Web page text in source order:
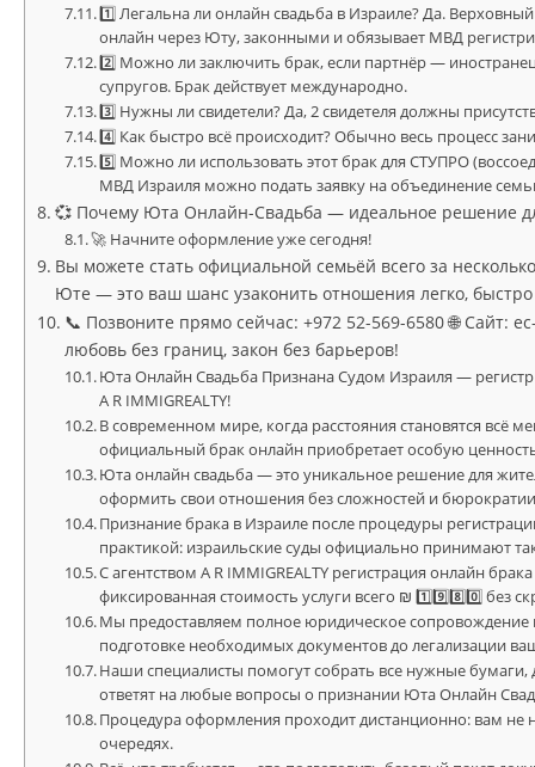
1️⃣ Легальна ли онлайн свадьба в Израиле? Да.
онлайн через Юту, законными и обязывает МВД
2️⃣ Можно ли заключить брак, если партнёр —
супругов. Брак действует международно.
3️⃣ Нужны ли свидетели? Да, 2 свидетеля должны
4️⃣ Как быстро всё происходит? Обычно весь процесс
5️⃣ Можно ли использовать этот брак для СТУПРО
МВД Израиля можно подать заявку на объединение
💞 Почему Юта Онлайн-Свадьба — идеальное решение
🚀 Начните оформление уже сегодня!
Вы можете стать официальной семьёй всего за
Юте — это ваш шанс узаконить отношения легко,
📞 Позвоните прямо сейчас: +972 52-569-6580 🌐 Сайт:
любовь без границ, закон без барьеров!
Юта Онлайн Свадьба Признана Судом Израиля —
A R IMMIGREALTY!
В современном мире, когда расстояния становятся всё
официальный брак онлайн приобретает особую
Юта онлайн свадьба — это уникальное решение для
оформить свои отношения без сложностей и
Признание брака в Израиле после процедуры
практикой: израильские суды официально принимают
С агентством A R IMMIGREALTY регистрация онлайн
фиксированная стоимость услуги всего ₪ 1️⃣9️⃣8️⃣0️⃣ без
Мы предоставляем полное юридическое
подготовке необходимых документов до легализации
Наши специалисты помогут собрать все нужные
ответят на любые вопросы о признании Юта Онлайн
Процедура оформления проходит дистанционно: вам не
очередях.